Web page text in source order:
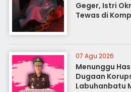
Geger, Istri
Tewas di
07 Agu 2026
Menunggu
Dugaan
Labuhanbatu